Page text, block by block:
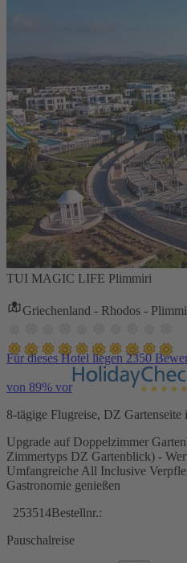
TUI MAGIC LIFE Plimmiri
Griechenland - Rhodos -
Für dieses Hotel liegen 2350
von 89% vor
8-tägige Flugreise, DZ
Upgrade auf Doppelzimmer
Zimmertyps DZ Gartenblick) -
Umfangreiche All Inclusive
Gastronomie genießen
253514Bestellnr.:
Pauschalreise